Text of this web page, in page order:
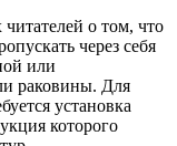
о том, что
через себя
или
раковины. Для
установка
которого